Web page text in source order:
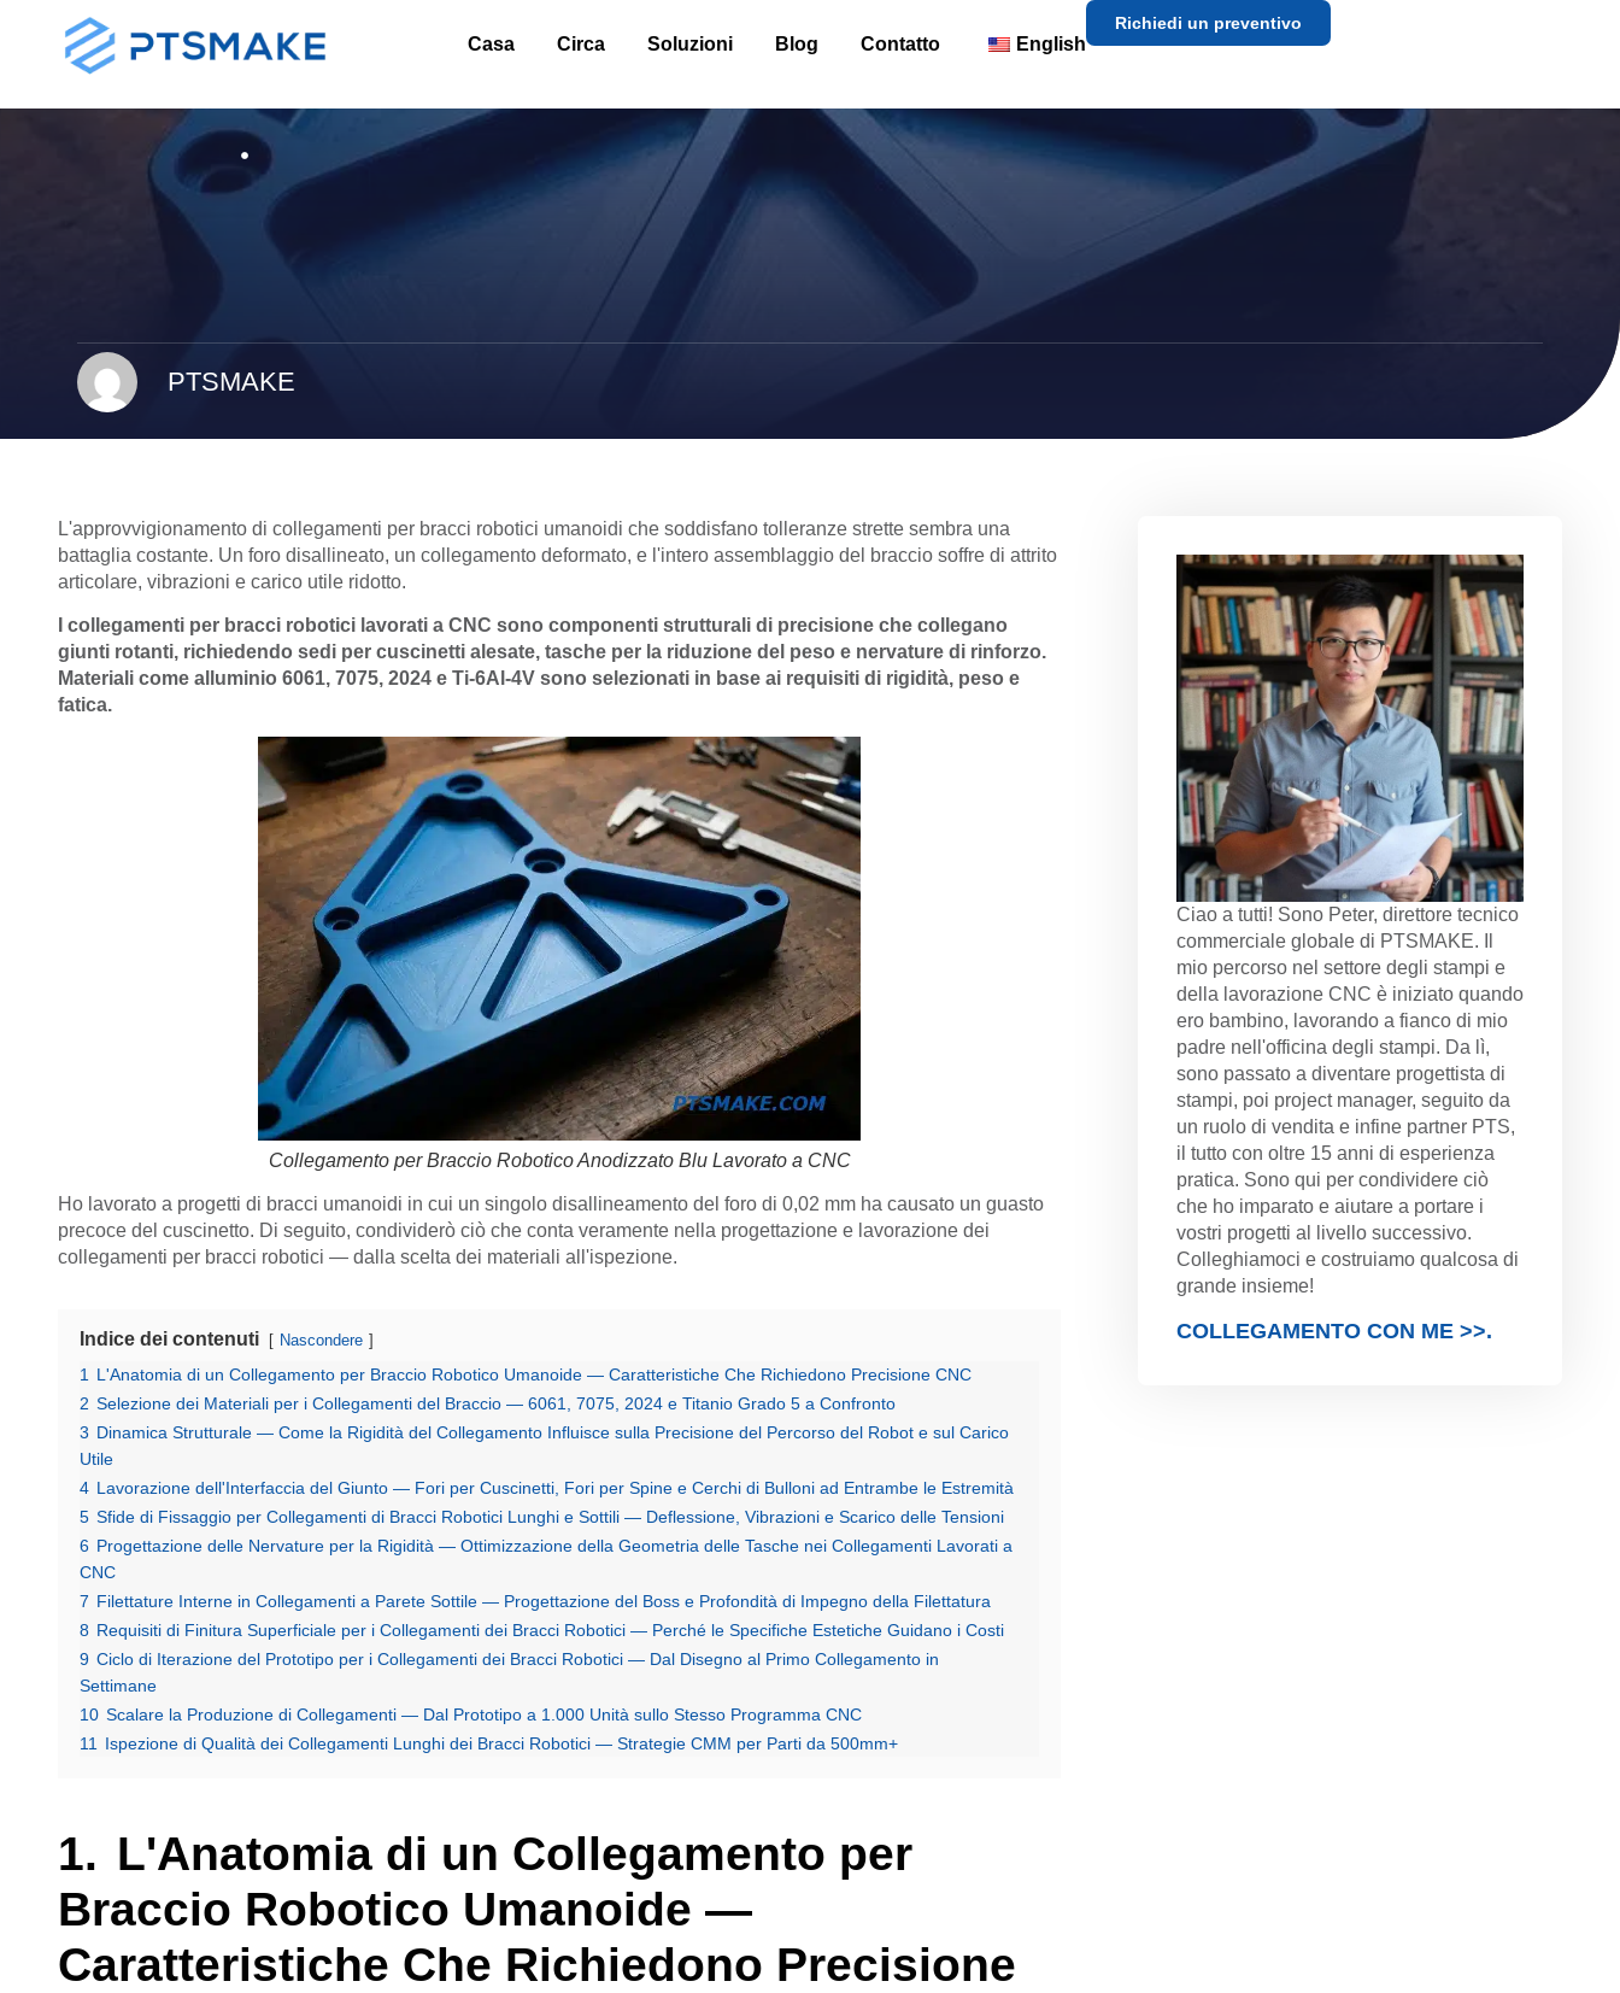
Casa Circa Soluzioni Blog Contatto English
Richiedi un preventivo
PTSMAKE
L'approvvigionamento di collegamenti per bracci robotici umanoidi che soddisfano tolleranze strette sembra una
battaglia costante. Un foro disallineato, un collegamento deformato, e l'intero assemblaggio del braccio soffre di attrito
articolare, vibrazioni e carico utile ridotto.
I collegamenti per bracci robotici lavorati a CNC sono componenti strutturali di precisione che collegano
giunti rotanti, richiedendo sedi per cuscinetti alesate, tasche per la riduzione del peso e nervature di rinforzo.
Materiali come alluminio 6061, 7075, 2024 e Ti-6Al-4V sono selezionati in base ai requisiti di rigidità, peso e
fatica.
Collegamento per Braccio Robotico Anodizzato Blu Lavorato a CNC
Ho lavorato a progetti di bracci umanoidi in cui un singolo disallineamento del foro di 0,02 mm ha causato un guasto
precoce del cuscinetto. Di seguito, condividerò ciò che conta veramente nella progettazione e lavorazione dei
collegamenti per bracci robotici — dalla scelta dei materiali all'ispezione.
Indice dei contenuti Nascondere
1 L'Anatomia di un Collegamento per Braccio Robotico Umanoide — Caratteristiche Che Richiedono Precisione CNC
2 Selezione dei Materiali per i Collegamenti del Braccio — 6061, 7075, 2024 e Titanio Grado 5 a Confronto
3 Dinamica Strutturale — Come la Rigidità del Collegamento Influisce sulla Precisione del Percorso del Robot e sul Carico
Utile
4 Lavorazione dell'Interfaccia del Giunto — Fori per Cuscinetti, Fori per Spine e Cerchi di Bulloni ad Entrambe le Estremità
5 Sfide di Fissaggio per Collegamenti di Bracci Robotici Lunghi e Sottili — Deflessione, Vibrazioni e Scarico delle Tensioni
6 Progettazione delle Nervature per la Rigidità — Ottimizzazione della Geometria delle Tasche nei Collegamenti Lavorati a
CNC
7 Filettature Interne in Collegamenti a Parete Sottile — Progettazione del Boss e Profondità di Impegno della Filettatura
8 Requisiti di Finitura Superficiale per i Collegamenti dei Bracci Robotici — Perché le Specifiche Estetiche Guidano i Costi
9 Ciclo di Iterazione del Prototipo per i Collegamenti dei Bracci Robotici — Dal Disegno al Primo Collegamento in
Settimane
10 Scalare la Produzione di Collegamenti — Dal Prototipo a 1.000 Unità sullo Stesso Programma CNC
11 Ispezione di Qualità dei Collegamenti Lunghi dei Bracci Robotici — Strategie CMM per Parti da 500mm+
L'Anatomia di un Collegamento per
Braccio Robotico Umanoide —
Caratteristiche Che Richiedono Precisione
Ciao a tutti! Sono Peter, direttore tecnico
commerciale globale di PTSMAKE. Il
mio percorso nel settore degli stampi e
della lavorazione CNC è iniziato quando
ero bambino, lavorando a fianco di mio
padre nell'officina degli stampi. Da lì,
sono passato a diventare progettista di
stampi, poi project manager, seguito da
un ruolo di vendita e infine partner PTS,
il tutto con oltre 15 anni di esperienza
pratica. Sono qui per condividere ciò
che ho imparato e aiutare a portare i
vostri progetti al livello successivo.
Colleghiamoci e costruiamo qualcosa di
grande insieme!
COLLEGAMENTO CON ME >>.